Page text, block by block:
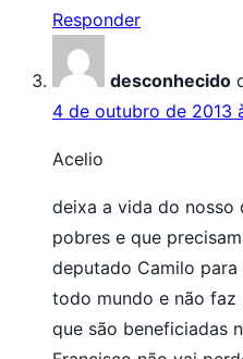
Responder
desconhecido
4 de outubro de 2013
Acelio
deixa a vida do nosso
pobres e que
deputado Camilo
todo mundo e não faz
que são beneficiadas